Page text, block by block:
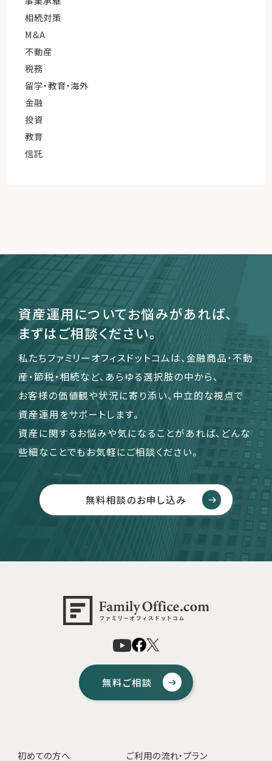
相続対策
M&A
不動産
税務
留学・教育・海外
金融
投資
教育
信託
資産運用についてお悩みがあれば、
まずはご相談ください。
私たちファミリーオフィスドットコムは、金融商品・不動
産・節税・相続など、あらゆる選択肢の中から、
お客様の価値観や状況に寄り添い、中立的な視点で
資産運用をサポートします。
資産に関するお悩みや気になることがあれば、どんな
些細なことでもお気軽にご相談ください。
無料相談のお申し込み
無料ご相談
初めての方へ ご利用の流れ・プラン